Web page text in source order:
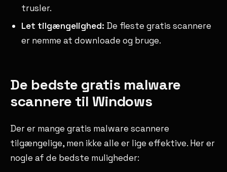
trusler.
Let tilgængelighed: De fleste gratis scannere
er nemme at downloade og bruge.
De bedste gratis malware
scannere til Windows
Der er mange gratis malware scannere
tilgængelige, men ikke alle er lige effektive. Her er
nogle af de bedste muligheder: